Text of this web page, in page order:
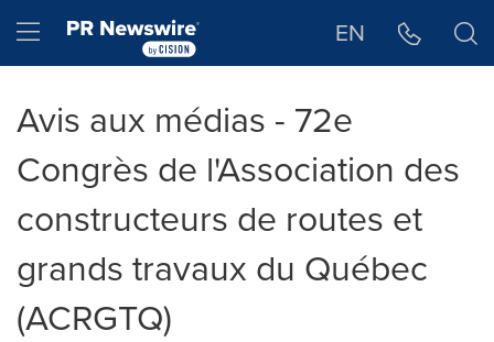
Hamburger menu EN
Avis aux médias - 72e
Congrès de l'Association des
constructeurs de routes et
grands travaux du Québec
(ACRGTQ)